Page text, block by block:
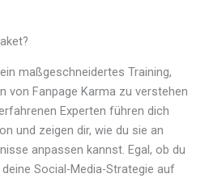
maßgeschneidertes Training,
von Fanpage Karma zu verstehen
Experten führen dich
und zeigen dir, wie du sie an
anpassen kannst. Egal, ob du
Social-Media-Strategie auf